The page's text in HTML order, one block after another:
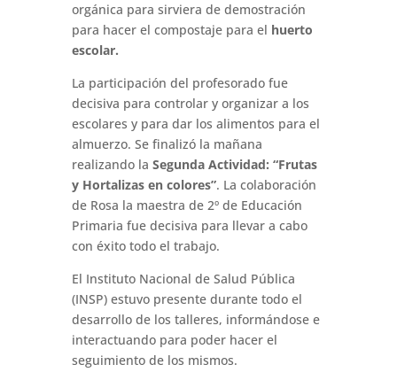
orgánica para sirviera de demostración
para hacer el compostaje para el huerto
escolar.
La participación del profesorado fue
decisiva para controlar y organizar a los
escolares y para dar los alimentos para el
almuerzo. Se finalizó la mañana
realizando la Segunda Actividad: “Frutas
y Hortalizas en colores”. La colaboración
de Rosa la maestra de 2º de Educación
Primaria fue decisiva para llevar a cabo
con éxito todo el trabajo.
El Instituto Nacional de Salud Pública
(INSP) estuvo presente durante todo el
desarrollo de los talleres, informándose e
interactuando para poder hacer el
seguimiento de los mismos.